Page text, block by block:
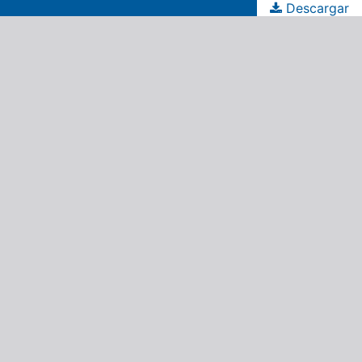
Descargar